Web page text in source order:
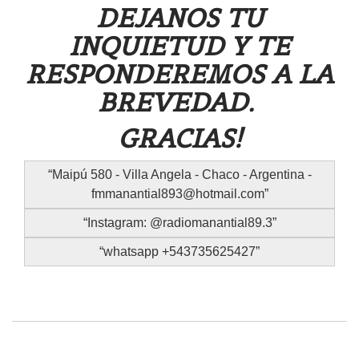
DEJANOS TU
INQUIETUD Y TE
RESPONDEREMOS A LA
BREVEDAD.
GRACIAS!
Maipú 580 - Villa Angela - Chaco - Argentina -
fmmanantial893@hotmail.com
Instagram: @radiomanantial89.3
whatsapp +543735625427